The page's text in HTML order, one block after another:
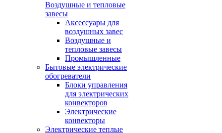
Воздушные и тепловые
завесы
Аксессуары для
воздушных завес
Воздушные и
тепловые завесы
Промышленные
Бытовые электрические
обогреватели
Блоки управления
для электрических
конвекторов
Электрические
конвекторы
Электрические теплые